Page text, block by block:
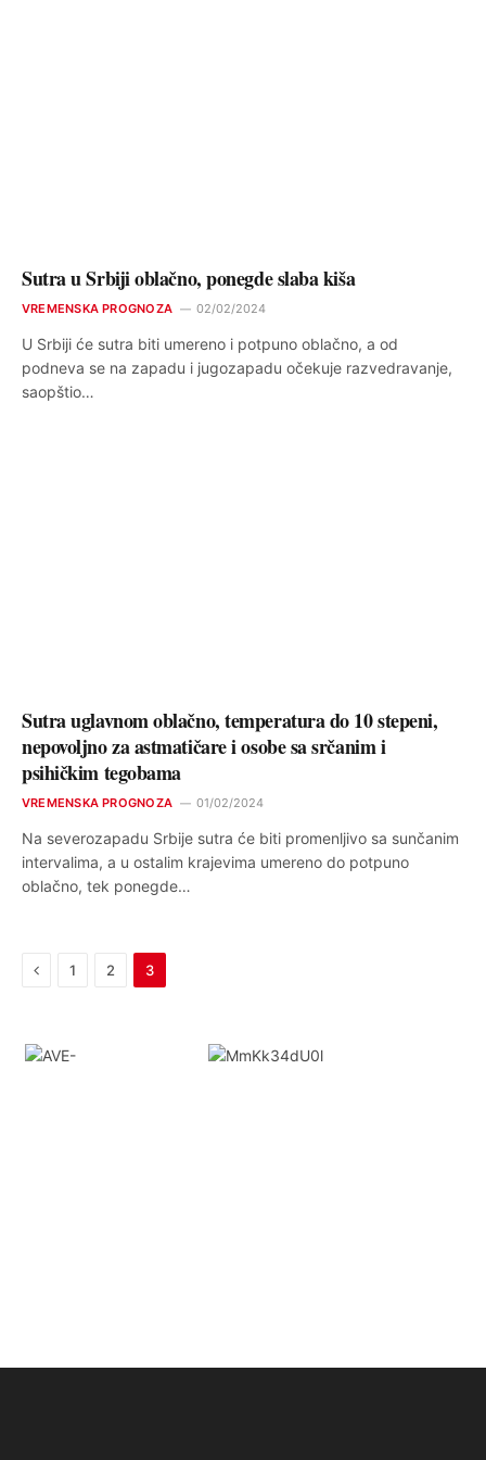
Sutra u Srbiji oblačno, ponegde slaba kiša
VREMENSKA PROGNOZA 02/02/2024
U Srbiji će sutra biti umereno i potpuno oblačno, a od
podneva se na zapadu i jugozapadu očekuje razvedravanje,
saopštio…
Sutra uglavnom oblačno, temperatura do 10 stepeni,
nepovoljno za astmatičare i osobe sa srčanim i
psihičkim tegobama
VREMENSKA PROGNOZA 01/02/2024
Na severozapadu Srbije sutra će biti promenljivo sa sunčanim
intervalima, a u ostalim krajevima umereno do potpuno
oblačno, tek ponegde…
Previous
1 2 3